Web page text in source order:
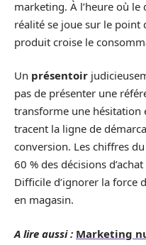
marketing. À l’heure où
réalité se joue sur le point
produit croise le
Un présentoir
pas de présenter une
transforme une hésitation
tracent la ligne de
conversion. Les chiffres
60 % des décisions
Difficile d’ignorer la force
en magasin.
A lire aussi : Marketing